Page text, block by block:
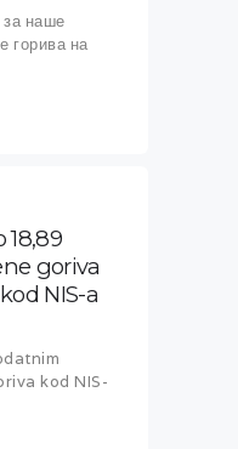
наше
горива на
18,89
goriva
NIS-a
kod NIS-